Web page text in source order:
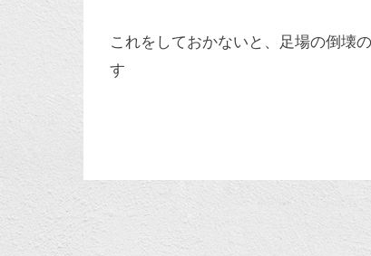
これをしておかないと、足場の倒壊
す